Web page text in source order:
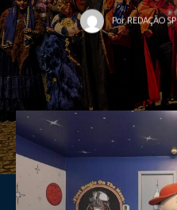
PorREDAÇÃO SP